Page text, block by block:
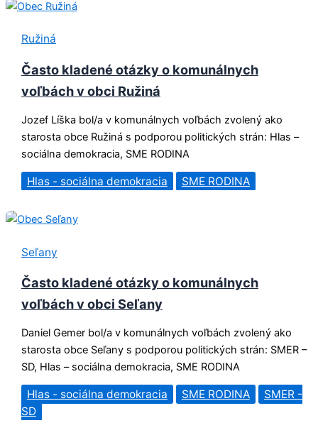
Ružiná
Často kladené otázky o komunálnych
voľbách v obci Ružiná
Jozef Líška bol/a v komunálnych voľbách zvolený ako
starosta obce Ružiná s podporou politických strán: Hlas –
sociálna demokracia, SME RODINA
Hlas - sociálna demokracia SME RODINA
Seľany
Často kladené otázky o komunálnych
voľbách v obci Seľany
Daniel Gemer bol/a v komunálnych voľbách zvolený ako
starosta obce Seľany s podporou politických strán: SMER –
SD, Hlas – sociálna demokracia, SME RODINA
Hlas - sociálna demokracia SME RODINA
SMER -
SD